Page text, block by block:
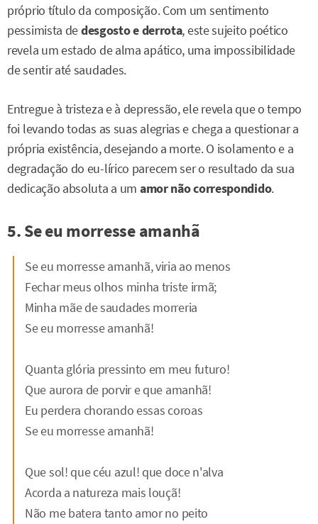
próprio título da composição. Com um sentimento
pessimista dedesgosto e derrota, este sujeito poético
revela um estado de alma apático, uma impossibilidade
de sentir até saudades.
Entregue à tristeza e à depressão, ele revela que o tempo
foi levando todas as suas alegrias e chega a questionar a
própria existência, desejando a morte. O isolamento e a
degradação do eu-lírico parecem ser o resultado da sua
dedicação absoluta a um amor não correspondido.
5. Se eu morresse amanhã
Se eu morresse amanhã, viria ao menos
Fechar meus olhos minha triste irmã;
Minha mãe de saudades morreria
Se eu morresse amanhã!
Quanta glória pressinto em meu futuro!
Que aurora de porvir e que amanhã!
Eu perdera chorando essas coroas
Se eu morresse amanhã!
Que sol! que céu azul! que doce n'alva
Acorda a natureza mais louçã!
Não me batera tanto amor no peito